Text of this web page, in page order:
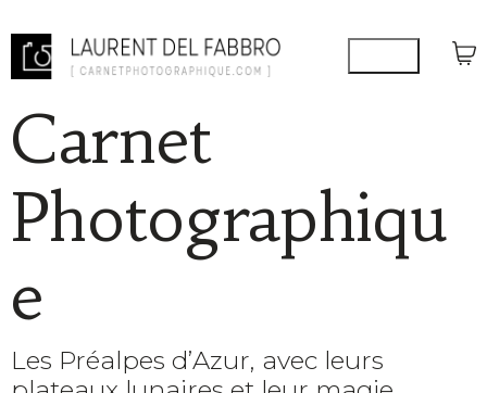
Carnet
Photographiqu
e
Les Préalpes d’Azur, avec leurs